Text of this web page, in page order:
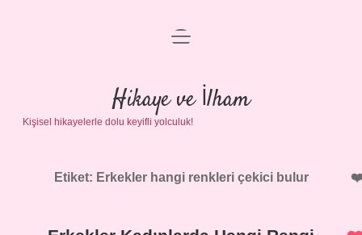
Anasayfa
Gizlilik Politikası
Yasal Uyarı
menüyü
Hikaye ve İlham
Kişisel hikayelerle dolu keyifli yolculuk!
Etiket: Erkekler hangi renkleri çekici bulur